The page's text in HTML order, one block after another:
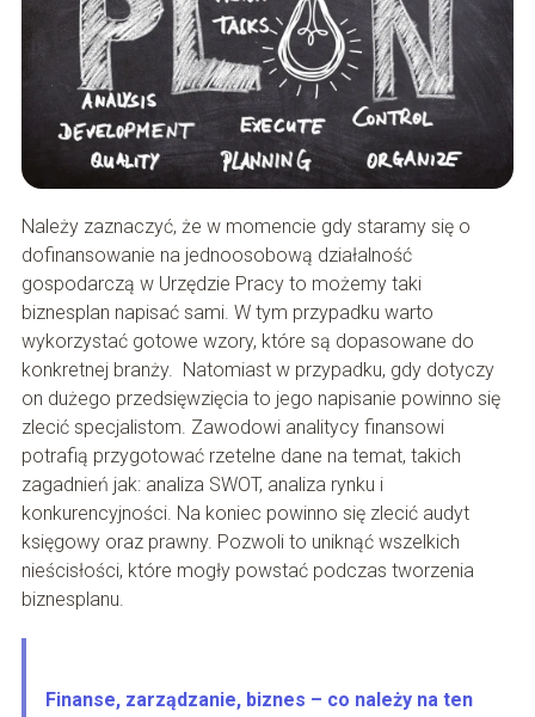
Należy zaznaczyć, że w momencie gdy staramy się o
dofinansowanie na jednoosobową działalność
gospodarczą w Urzędzie Pracy to możemy taki
biznesplan napisać sami. W tym przypadku warto
wykorzystać gotowe wzory, które są dopasowane do
konkretnej branży. Natomiast w przypadku, gdy dotyczy
on dużego przedsięwzięcia to jego napisanie powinno się
zlecić specjalistom. Zawodowi analitycy finansowi
potrafią przygotować rzetelne dane na temat, takich
zagadnień jak: analiza SWOT, analiza rynku i
konkurencyjności. Na koniec powinno się zlecić audyt
księgowy oraz prawny. Pozwoli to uniknąć wszelkich
nieścisłości, które mogły powstać podczas tworzenia
biznesplanu.
Finanse, zarządzanie, biznes – co należy na ten